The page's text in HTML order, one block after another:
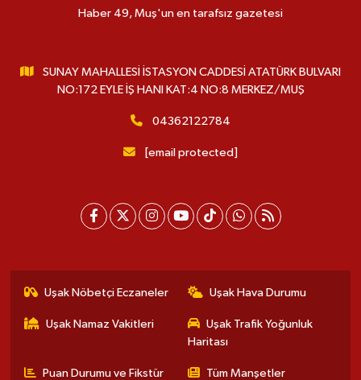
Haber 49, Muş'un en tarafsız gazetesi
SUNAY MAHALLESİ İSTASYON CADDESİ ATATÜRK BULVARI
NO:172 EYLE İŞ HANI KAT:4 NO:8 MERKEZ/MUŞ
04362122784
[email protected]
Uşak Nöbetçi Eczaneler Uşak Hava Durumu
Uşak Namaz Vakitleri
Uşak Trafik Yoğunluk
Haritası
Puan Durumu ve Fikstür Tüm Manşetler